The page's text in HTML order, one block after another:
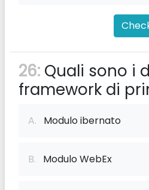
26: Quali sono i
framework di
A. Modulo ibernato
B. Modulo WebEx